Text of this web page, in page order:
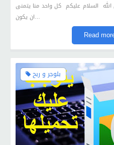
السلام عليكم كل واحد منا يتمنى
ان يكون…
Read
بلوجر و ربح